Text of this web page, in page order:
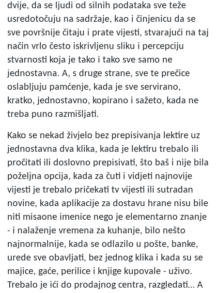
dvije, da se ljudi od silnih podataka sve teže
usredotočuju na sadržaje, kao i činjenicu da se
sve površnije čitaju i prate vijesti, stvarajući na taj
način vrlo često iskrivljenu sliku i percepciju
stvarnosti koja je tako i tako sve samo ne
jednostavna. A, s druge strane, sve te prečice
oslabljuju pamćenje, kada je sve servirano,
kratko, jednostavno, kopirano i sažeto, kada ne
treba puno razmišljati.
Kako se nekad živjelo bez prepisivanja lektire uz
jednostavna dva klika, kada je lektiru trebalo ili
pročitati ili doslovno prepisivati, što baš i nije bila
poželjna opcija, kada za čuti i vidjeti najnovije
vijesti je trebalo pričekati tv vijesti ili sutradan
novine, kada aplikacije za dostavu hrane nisu bile
niti misaone imenice nego je elementarno znanje
- i nalaženje vremena za kuhanje, bilo nešto
najnormalnije, kada se odlazilo u pošte, banke,
urede sve obavljati, bez jednog klika i kada su se
majice, gaće, perilice i knjige kupovale - uživo.
Trebalo je ići do prodajnog centra, razgledati… A